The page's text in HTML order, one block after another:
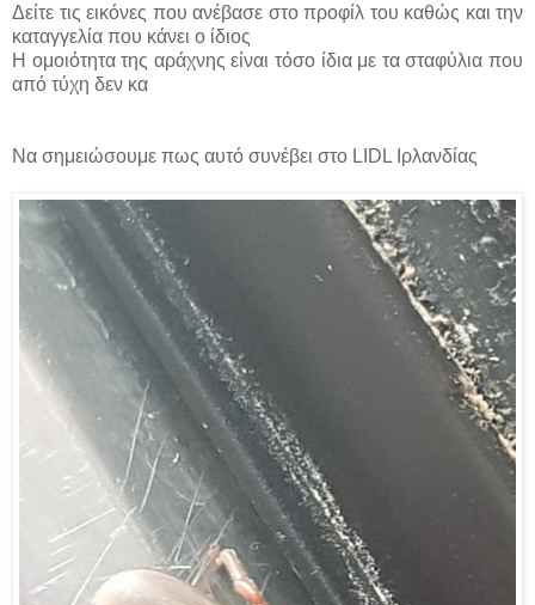
Δείτε τις εικόνες που ανέβασε στο προφίλ του καθώς και την
καταγγελία που κάνει ο ίδιος
Η ομοιότητα της αράχνης είναι τόσο ίδια με τα σταφύλια που
από τύχη δεν κα
Να σημειώσουμε πως αυτό συνέβει στο LIDL Ιρλανδίας